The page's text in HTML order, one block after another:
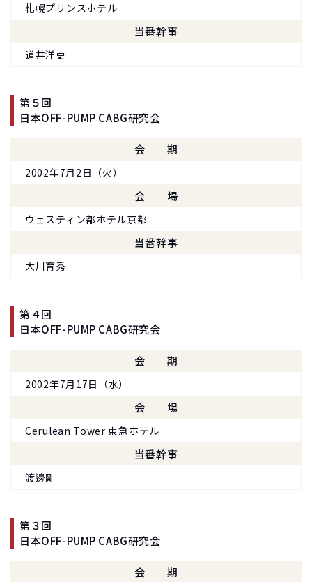
札幌プリンスホテル
当番幹事
道井洋吏
第５回
日本OFF-PUMP CABG研究会
会期
2002年7月2日（火）
会場
ウェスティン都ホテル京都
当番幹事
大川育秀
第４回
日本OFF-PUMP CABG研究会
会期
2002年7月17日（水）
会場
Cerulean Tower 東急ホテル
当番幹事
渡邊剛
第３回
日本OFF-PUMP CABG研究会
会期